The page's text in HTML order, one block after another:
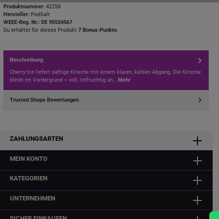
Produktnummer: 42258
Hersteller: PodSalt
WEEE-Reg. Nr.: DE 95554567
Du erhältst für dieses Produkt 7 Bonus-Punkte.
Beschreibung
Cherry Ice liefert saftige Kirsche mit einem klaren, kühlen Abgang. Die Kirsche
bleibt im Vordergrund – voll, rotfruchtig un… Mehr
Trusted Shops Bewertungen
ZAHLUNGSARTEN
MEIN KONTO
KATEGORIEN
UNTERNEHMEN